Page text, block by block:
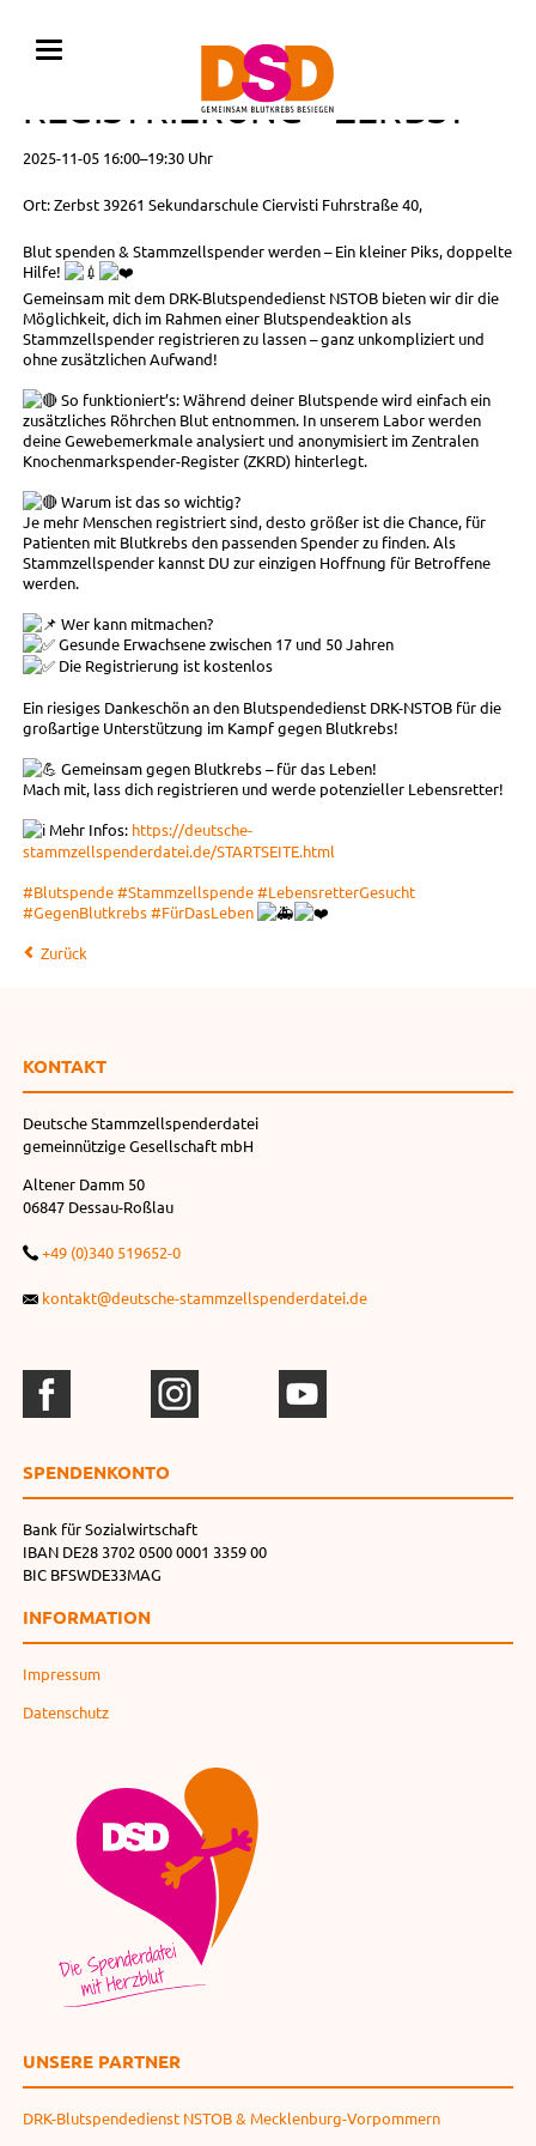
BLUTSPENDE MIT
REGISTRIERUNG • ZERBST
2025-11-05 16:00–19:30 Uhr
Ort: Zerbst 39261 Sekundarschule Ciervisti Fuhrstraße 40,
Blut spenden & Stammzellspender werden – Ein kleiner Piks, doppelte
Hilfe!
Gemeinsam mit dem DRK-Blutspendedienst NSTOB bieten wir dir die
Möglichkeit, dich im Rahmen einer Blutspendeaktion als
Stammzellspender registrieren zu lassen – ganz unkompliziert und
ohne zusätzlichen Aufwand!
So funktioniert’s: Während deiner Blutspende wird einfach ein
zusätzliches Röhrchen Blut entnommen. In unserem Labor werden
deine Gewebemerkmale analysiert und anonymisiert im Zentralen
Knochenmarkspender-Register (ZKRD) hinterlegt.
Warum ist das so wichtig?
Je mehr Menschen registriert sind, desto größer ist die Chance, für
Patienten mit Blutkrebs den passenden Spender zu finden. Als
Stammzellspender kannst DU zur einzigen Hoffnung für Betroffene
werden.
Wer kann mitmachen?
Gesunde Erwachsene zwischen 17 und 50 Jahren
Die Registrierung ist kostenlos
Ein riesiges Dankeschön an den Blutspendedienst DRK-NSTOB für die
großartige Unterstützung im Kampf gegen Blutkrebs!
Gemeinsam gegen Blutkrebs – für das Leben!
Mach mit, lass dich registrieren und werde potenzieller Lebensretter!
Mehr Infos: https://deutsche-
stammzellspenderdatei.de/STARTSEITE.html
#Blutspende#Stammzellspende#LebensretterGesucht
#GegenBlutkrebs#FürDasLeben
Zurück
KONTAKT
Deutsche Stammzellspenderdatei
gemeinnützige Gesellschaft mbH
Altener Damm 50
06847 Dessau-Roßlau
+49 (0)340 519652-0
kontakt@deutsche-stammzellspenderdatei.de
SPENDEN­KONTO
Bank für Sozialwirtschaft
IBAN DE28 3702 0500 0001 3359 00
BIC BFSWDE33MAG
INFORMATION
Impressum
Datenschutz
UNSERE PARTNER
DRK-Blutspendedienst NSTOB & Mecklenburg-Vorpommern